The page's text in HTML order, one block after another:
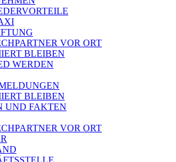
VOR ORT
BLEIBEN
WERDEN
BLEIBEN
UND FAKTEN
VOR ORT